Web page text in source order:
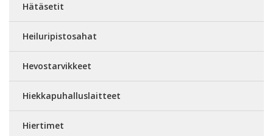
Hätäsetit
Heiluripistosahat
Hevostarvikkeet
Hiekkapuhalluslaitteet
Hiertimet